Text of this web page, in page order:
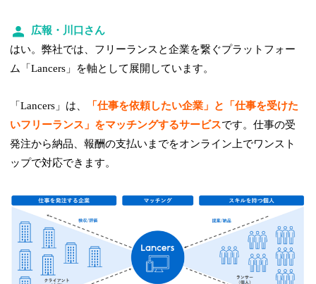
広報・川口さん
はい。弊社では、フリーランスと企業を繋ぐプラットフォー
ム「Lancers」を軸として展開しています。
「Lancers」は、
「仕事を依頼したい企業」と「仕事を受けた
いフリーランス」をマッチングするサービスです。仕事の受
発注から納品、報酬の支払いまでをオンライン上でワンスト
ップで対応できます。